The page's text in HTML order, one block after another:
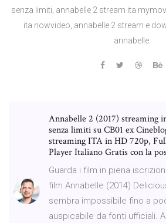
senza limiti, annabelle 2 stream ita
ita nowvideo, annabelle 2 stream e
annabelle
Annabelle 2 (2017) streaming
senza limiti su CB01 ex
streaming ITA in HD 720p,
Player Italiano Gratis con la
Guarda i film in piena
film Annabelle (2014)
sembra impossibile fino a
auspicabile da fonti ufficiali.